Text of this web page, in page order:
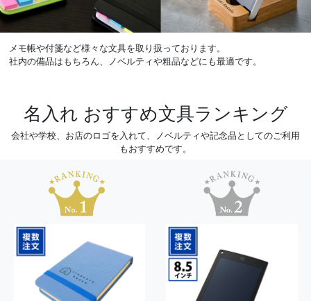
メモ帳や付箋など様々な文具を取り扱っております。
社内の備品はもちろん、ノベルティや粗品などにも最適です。
名入れ おすすめ文具ランキング
会社や学校、お店のロゴを入れて、ノベルティや記念品としてのご利用
もおすすめです。